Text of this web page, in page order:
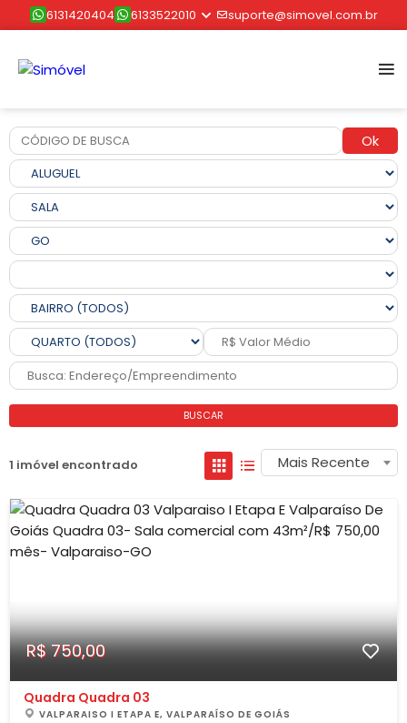
6131420404 6133522010 suporte@simovel.com.br
Ok
BUSCAR
1 imóvel encontrado Mais Recente
R$ 750,00
Quadra Quadra 03
VALPARAISO I ETAPA E, VALPARAÍSO DE GOIÁS